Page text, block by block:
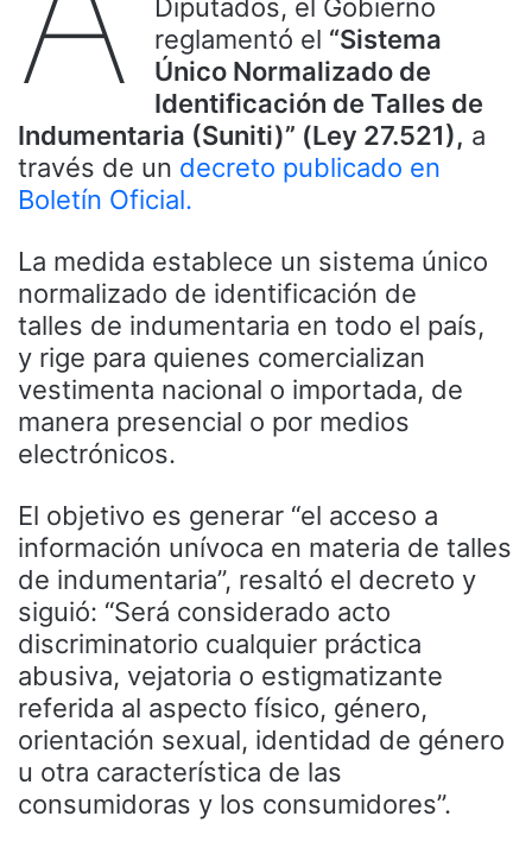
Diputados, el Gobierno
reglamentó el “Sistema
Único Normalizado de
Identificación de Talles de
Indumentaria (Suniti)” (Ley 27.521), a
través de un decreto publicado en
Boletín Oficial.
La medida establece un sistema único
normalizado de identificación de
talles de indumentaria en todo el país,
y rige para quienes comercializan
vestimenta nacional o importada, de
manera presencial o por medios
electrónicos.
El objetivo es generar “el acceso a
información unívoca en materia de talles
de indumentaria”, resaltó el decreto y
siguió: “Será considerado acto
discriminatorio cualquier práctica
abusiva, vejatoria o estigmatizante
referida al aspecto físico, género,
orientación sexual, identidad de género
u otra característica de las
consumidoras y los consumidores”.